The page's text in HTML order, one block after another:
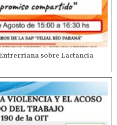
sobre Lactancia